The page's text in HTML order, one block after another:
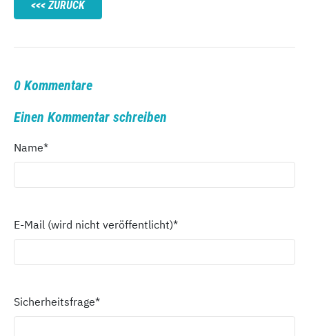
ZURÜCK
0 Kommentare
Einen Kommentar schreiben
Name*
E-Mail (wird nicht veröffentlicht)*
Sicherheitsfrage*